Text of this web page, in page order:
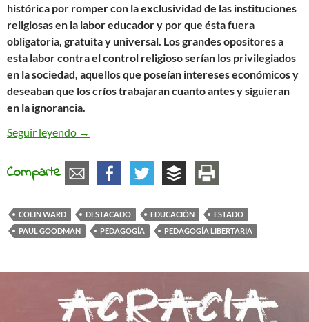
histórica por romper con la exclusividad de las instituciones
religiosas en la labor educador y por que ésta fuera
obligatoria, gratuita y universal. Los grandes opositores a
esta labor contra el control religioso serían los privilegiados
en la sociedad, aquellos que poseían intereses económicos y
deseaban que los críos trabajaran cuanto antes y siguieran
en la ignorancia.
Seguir leyendo El Estado y la educación
→
Comparte
COLIN WARD DESTACADO EDUCACIÓN
ESTADO
PAUL GOODMAN
PEDAGOGÍA PEDAGOGÍA LIBERTARIA